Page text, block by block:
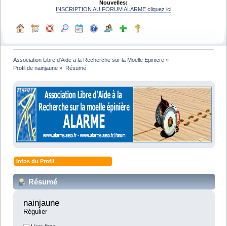
Nouvelles:
INSCRIPTION AU FORUM ALARME cliquez ici
Association Libre d'Aide a la Recherche sur la Moelle Epiniere »
Profil de nainjaune » Résumé
Infos du Profil
Résumé
nainjaune
Régulier